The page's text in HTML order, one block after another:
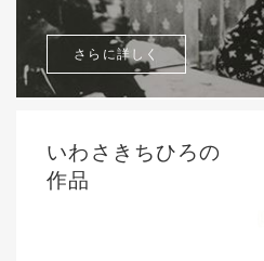
さらに詳しく
いわさきちひろの
作品